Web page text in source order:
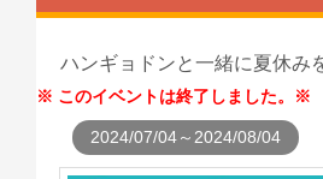
ハンギョドンと一緒に夏休み
このイベントは終了しました。
2024/07/04～2024/08/04